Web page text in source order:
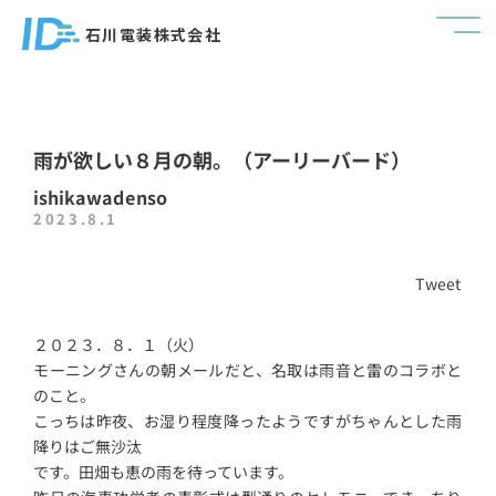
石川電装株式会社
雨が欲しい８月の朝。（アーリーバード）
ishikawadenso
2023.8.1
Tweet
２０２３．８．１（火）
モーニングさんの朝メールだと、名取は雨音と雷のコラボと
のこと。
こっちは昨夜、お湿り程度降ったようですがちゃんとした雨
降りはご無沙汰
です。田畑も恵の雨を待っています。